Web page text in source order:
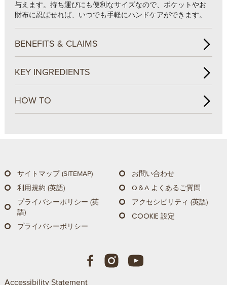
与えます。持ち運びにも便利なサイズなので、ポケットやお
財布に忍ばせれば、いつでも手軽にハンドケアができます。
BENEFITS & CLAIMS
KEY INGREDIENTS
HOW TO
サイトマップ (SITEMAP)
利用規約 (英語)
プライバシーポリシー (英
語)
プライバシーポリシー
お問い合わせ
Q＆A よくあるご質問
アクセシビリティ (英語)
COOKIE 設定
Accessibility Statement